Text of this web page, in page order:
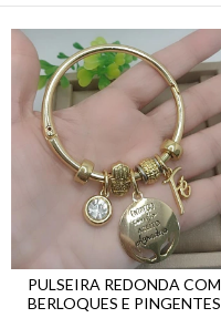
PULSEIRA REDONDA COM
BERLOQUES E PINGENTES